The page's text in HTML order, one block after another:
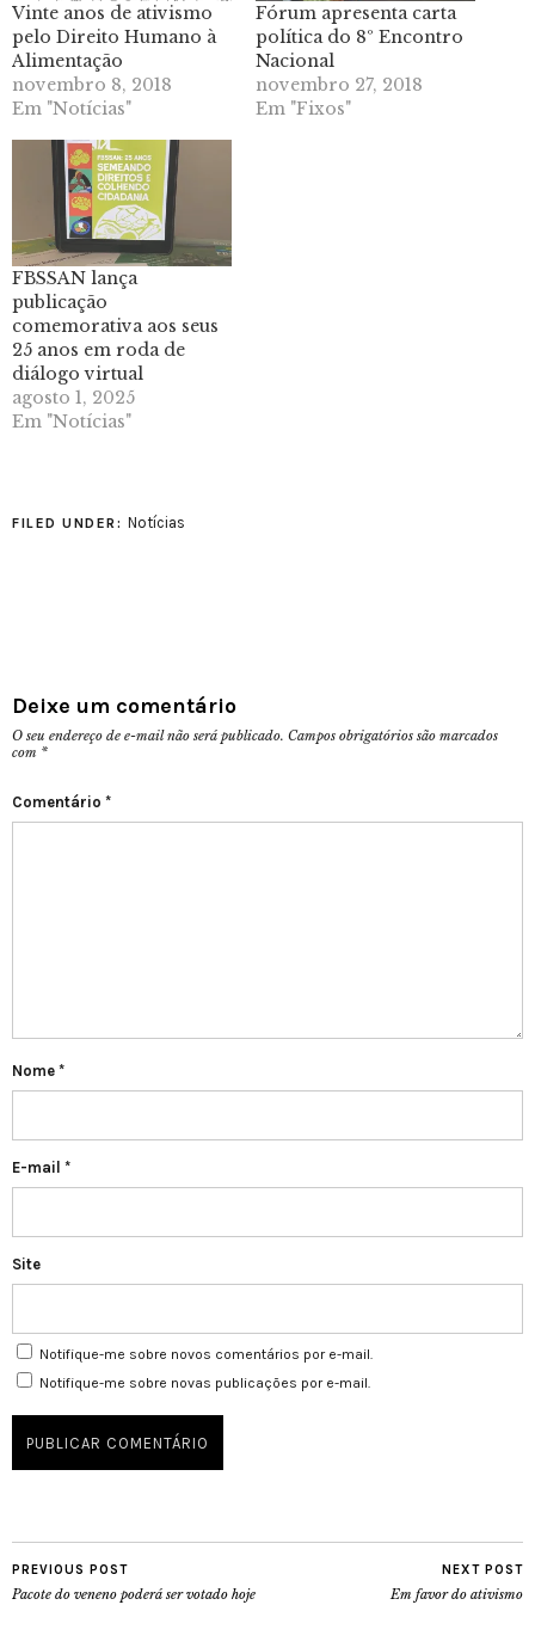
Vinte anos de ativismo
pelo Direito Humano à
Alimentação
novembro 8, 2018
Em "Notícias"
Fórum apresenta carta
política do 8º Encontro
Nacional
novembro 27, 2018
Em "Fixos"
FBSSAN lança
publicação
comemorativa aos seus
25 anos em roda de
diálogo virtual
agosto 1, 2025
Em "Notícias"
FILED UNDER: Notícias
Deixe um comentário
O seu endereço de e-mail não será publicado. Campos obrigatórios são marcados
com *
Comentário *
Nome *
E-mail *
Site
Notifique-me sobre novos comentários por e-mail.
Notifique-me sobre novas publicações por e-mail.
PREVIOUS POST
Pacote do veneno poderá ser votado hoje
NEXT POST
Em favor do ativismo